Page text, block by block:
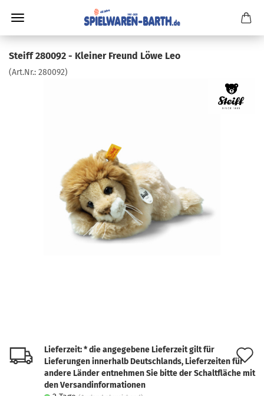
Steiff 280092 - Kleiner Freund Löwe Leo
(Art.Nr.: 280092)
Lieferzeit: * die angegebene Lieferzeit gilt für
Lieferungen innerhalb Deutschlands, Lieferzeiten für
andere Länder entnehmen Sie bitte der Schaltfläche mit
den Versandinformationen